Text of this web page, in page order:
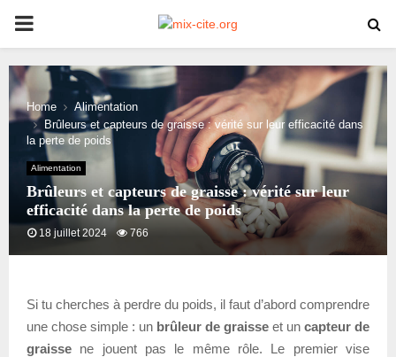
PRIMARY
MENU
Home
Alimentation
Brûleurs et capteurs de graisse : vérité sur leur efficacité dans
la perte de poids
Alimentation
Brûleurs et capteurs de graisse : vérité sur leur
efficacité dans la perte de poids
18 juillet 2024 766
Si tu cherches à perdre du poids, il faut d’abord comprendre
une chose simple : un brûleur de graisse et un capteur de
graisse ne jouent pas le même rôle. Le premier vise